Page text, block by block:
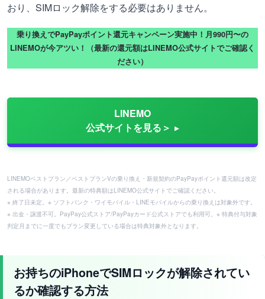
おり、SIMロック解除をする必要はありません。
乗り換えでPayPayポイント還元キャンペーン実施中！月990円〜の
LINEMOが今アツい！（最新の還元額はLINEMO公式サイトでご確認く
ださい）
LINEMO
公式サイトを見る＞
LINEMOベストプラン／ベストプランVの乗り換え・新規契約のPayPayポイント還元額は改定
される場合があります。最新の特典額はLINEMO公式サイトでご確認ください。
※ 終了日未定。※ ソフトバンク・ワイモバイル・LINEモバイルからの乗り換えは対象外です。
※ 出金・譲渡不可。PayPay公式ストア/PayPayカード公式ストアでも利用可。※ 特典付与対象
判定月までに一度でもプラン変更している場合は特典対象外となります。
お持ちのiPhoneでSIMロックが解除されてい
るか確認する方法